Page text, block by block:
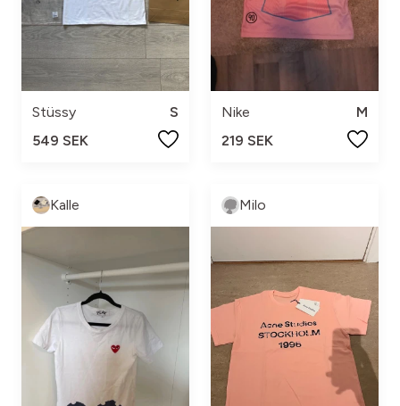
Stüssy
S
549 SEK
Nike
M
219 SEK
Kalle Milo